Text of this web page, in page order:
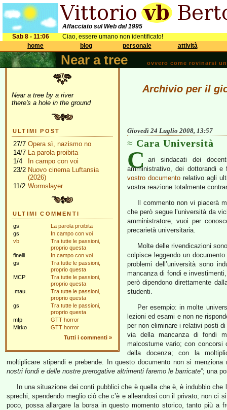
Affacciato sul Web dal 1995
Sab 8 - 11:06
Ciao, essere umano non identificato!
home
blog personale attività
Near a tree ovvero come rovinarsi
Near a tree by a river
there's a hole in the ground
ULTIMI POST
27/7 Opera sì, nazismo no
14/7 La parola proibita
1/4
In campo con voi
23/2 Nuovo cinema Luftansia
(2026)
11/2 Wormslayer
ULTIMI COMMENTI
gs
La parola proibita
gs
In campo con voi
vb
Tra tutte le passioni,
proprio questa
finelli
In campo con voi
gs
Tra tutte le passioni,
proprio questa
MCP
Tra tutte le passioni,
proprio questa
.mau.
Tra tutte le passioni,
proprio questa
gs
Tra tutte le passioni,
proprio questa
mfp
GTT horror
Mirko
GTT horror
Tutti i commenti »
Archivio per il
Giovedì 24 Luglio 2008, 13:57
Cara Università
C
ari sindacati dei
amministrativo, dei dottorandi
vostro documentorelativo agli
vostra reazione totalmente
Il commento non vi piacerà
che però segue l’università da
amministratore, vuoi per
precarietà universitaria.
Molte delle rivendicazioni
colpisce leggendo un
problemi dell’università sono
mancanza di fondi e
però dipendono direttamente
studenti.
Per esempio: in molte
lezioni ed esami e non ne
per non eliminare i relativi posti
via della mancanza di fondi
malcostume vario; con concorsi
della docenza; con la
moltiplicare stipendi e prebende. In questo documento non si
nostri fondi e delle nostre prerogative altrimenti faremo le barricate”; una
In una situazione dei conti pubblici che è quella che è, è indubbio
sprechi, spendendo meglio ciò che c’è e alleandosi con il privato; non ci
poco, possa allargare la borsa in questo momento storico, tanto più a